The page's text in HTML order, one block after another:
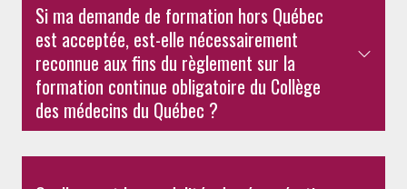
Si ma demande de formation hors Québec
est acceptée, est-elle nécessairement
reconnue aux fins du règlement sur la
formation continue obligatoire du Collège
des médecins du Québec ?